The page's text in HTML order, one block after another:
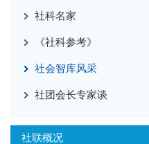
社科名家
《社科参考》
社会智库风采
社团会长专家谈
社联概况